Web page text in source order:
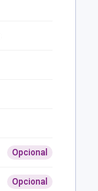
Opcional
Opcional